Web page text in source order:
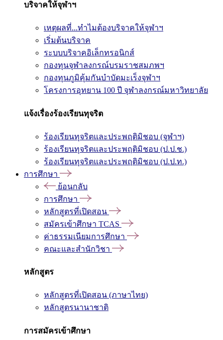
บริจาคให้จุฬาฯ
เหตุผลที่...ทำไมต้องบริจาคให้จุฬาฯ
เริ่มต้นบริจาค
ระบบบริจาคอิเล็กทรอนิกส์
กองทุนจุฬาลงกรณ์บรมราชสมภพฯ
กองทุนภูมิคุ้มกันบำบัดมะเร็งจุฬาฯ
โครงการอุทยาน 100 ปี จุฬาลงกรณ์มหาวิทยาลัย
แจ้งเรื่องร้องเรียนทุจริต
ร้องเรียนทุจริตและประพฤติมิชอบ (จุฬาฯ)
ร้องเรียนทุจริตและประพฤติมิชอบ (ป.ป.ช.)
ร้องเรียนทุจริตและประพฤติมิชอบ (ป.ป.ท.)
การศึกษา
ย้อนกลับ
การศึกษา
หลักสูตรที่เปิดสอน
สมัครเข้าศึกษา TCAS
ค่าธรรมเนียมการศึกษา
คณะและสำนักวิชา
หลักสูตร
หลักสูตรที่เปิดสอน (ภาษาไทย)
หลักสูตรนานาชาติ
การสมัครเข้าศึกษา